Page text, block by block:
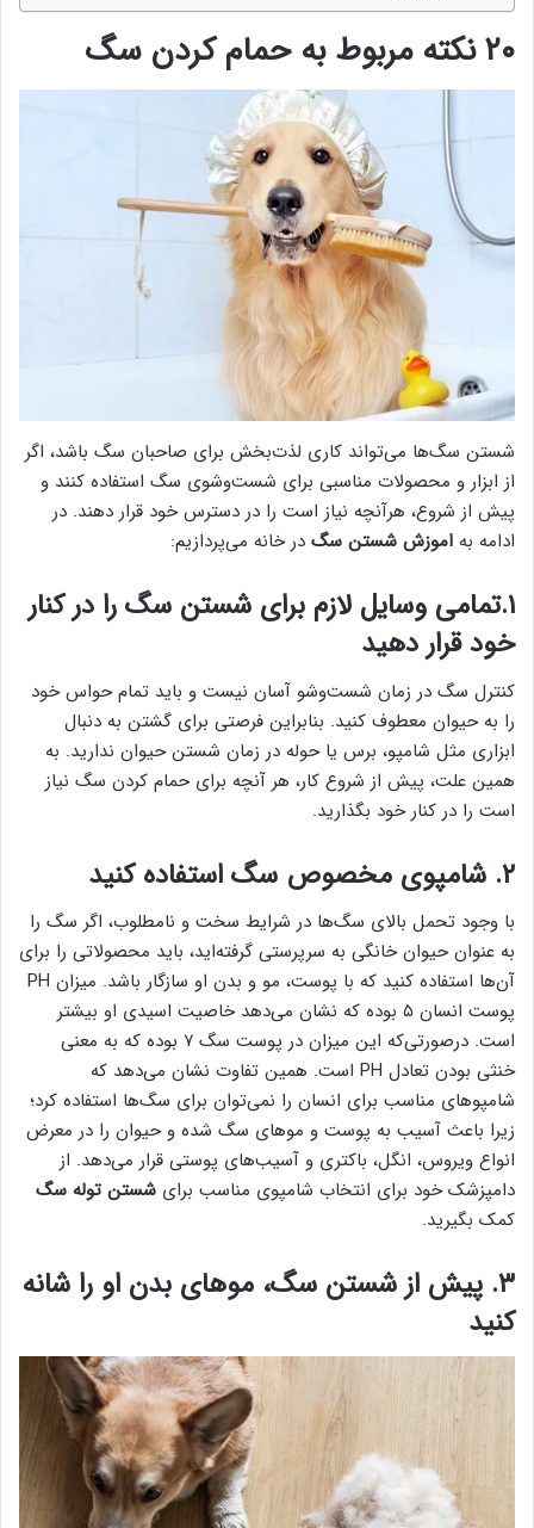
۲۰ نکته مربوط به حمام کردن سگ
شستن سگ‌ها می‌تواند کاری لذت‌بخش برای صاحبان سگ باشد، اگر
از ابزار و محصولات مناسبی برای شست‌وشوی سگ استفاده کنند و
پیش از شروع، هرآنچه نیاز است را در دسترس خود قرار دهند. در
ادامه به اموزش شستن سگ در خانه می‌‌پردازیم:
۱.تمامی وسایل لازم برای شستن سگ را در کنار
خود قرار دهید
کنترل سگ در زمان شست‌وشو آسان نیست و باید تمام حواس خود
را به حیوان معطوف کنید. بنابراین فرصتی برای گشتن به دنبال
ابزاری مثل شامپو، برس یا حوله در زمان شستن حیوان ندارید. به
همین علت، پیش از شروع کار، هر آنچه برای حمام کردن سگ نیاز
است را در کنار خود بگذارید.
۲. شامپوی مخصوص سگ استفاده کنید
با وجود تحمل بالای سگ‌ها در شرایط سخت و نامطلوب، اگر سگ را
به عنوان حیوان خانگی به سرپرستی گرفته‌اید، باید محصولاتی را برای
آن‌ها استفاده کنید که با پوست، مو و بدن او سازگار باشد. میزان PH
پوست انسان ۵ بوده که نشان می‌دهد خاصیت اسیدی او بیشتر
است. درصورتی‌که این میزان در پوست سگ ۷ بوده که به معنی
خنثی بودن تعادل PH است. همین تفاوت نشان می‌دهد که
شامپوهای مناسب برای انسان را نمی‌توان برای سگ‌ها استفاده کرد؛
زیرا باعث آسیب به پوست و موهای سگ شده و حیوان را در معرض
انواع ویروس، انگل، باکتری و آسیب‌های پوستی قرار می‌دهد. از
دامپزشک خود برای انتخاب شامپوی مناسب برای شستن توله سگ
کمک بگیرید.
۳. پیش از شستن سگ، موهای بدن او را شانه
کنید